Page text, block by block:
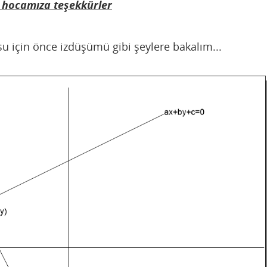
teşekkürler
için önce izdüşümü gibi şeylere bakalım...